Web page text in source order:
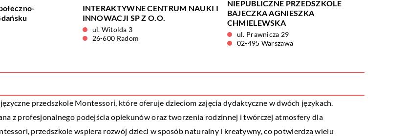
INTERAKTYWNE CENTRUM NAUKI I
INNOWACJI SP Z O.O.
ul. Witolda 3
26-600 Radom
NIEPUBLICZNE PRZEDSZKOLE
BAJECZKA AGNIESZKA
CHMIELEWSKA
ul. Prawnicza 29
02-495 Warszawa
przedszkole Montessori, które oferuje dzieciom zajęcia dydaktyczne w dwóch językach.
z profesjonalnego podejścia opiekunów oraz tworzenia rodzinnej i twórczej atmosfery dla
przedszkole wspiera rozwój dzieci w sposób naturalny i kreatywny, co potwierdza wielu